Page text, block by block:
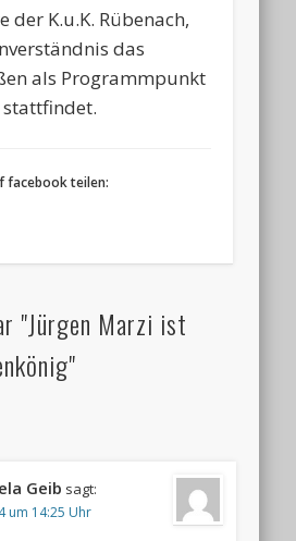
der K.u.K. Rübenach,
das
als Programmpunkt
facebook teilen:
"Jürgen Marzi ist
Geib sagt:
um 14:25 Uhr